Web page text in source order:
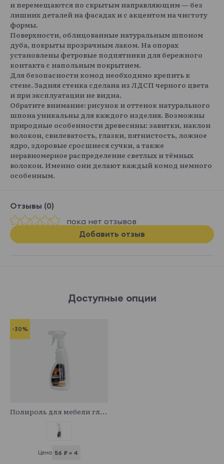
и перемещаются по скрытым направляющим — без
лишних деталей на фасадах и с акцентом на чистоту
формы.
Поверхности, облицованные натуральным шпоном
дуба, покрыты прозрачным лаком. На опорах
установлены фетровые подпятники для бережного
контакта с напольным покрытием.
Для безопасности комод необходимо крепить к
стене. Задняя стенка сделана из ЛДСП черного цвета
и при эксплуатации не видна.
Обратите внимание: рисунок и оттенок натурального
шпона уникальны для каждого изделия. Возможны
природные особенности древесины: завитки, наклон
волокон, свилеватость, глазки, пятнистость, ложное
ядро, здоровые сросшиеся сучки, а также
неравномерное распределение светлых и тёмных
волокон. Именно они делают каждый комод немного
особенным.
Отзывы (0)
пока нет отзывов
Добавить отзыв
Доступные опции
-30%
Полироль для мебели глянцевый
Цена 56 ₽ × 4